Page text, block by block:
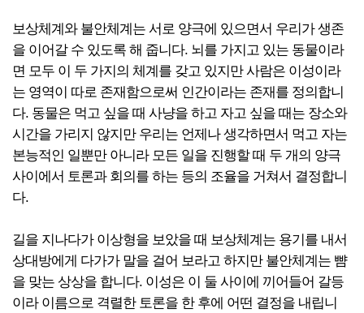
보상체계와 불안체계는 서로 양극에 있으면서 우리가 생존
을 이어갈 수 있도록 해 줍니다. 뇌를 가지고 있는 동물이라
면 모두 이 두 가지의 체계를 갖고 있지만 사람은 이성이라
는 영역이 따로 존재함으로써 인간이라는 존재를 정의합니
다. 동물은 먹고 싶을 때 사냥을 하고 자고 싶을 때는 장소와
시간을 가리지 않지만 우리는 언제나 생각하면서 먹고 자는
본능적인 일뿐만 아니라 모든 일을 진행할 때 두 개의 양극
사이에서 토론과 회의를 하는 등의 조율을 거쳐서 결정합니
다.
길을 지나다가 이상형을 보았을 때 보상체계는 용기를 내서
상대방에게 다가가 말을 걸어 보라고 하지만 불안체계는 뺨
을 맞는 상상을 합니다. 이성은 이 둘 사이에 끼어들어 갈등
이라 이름으로 격렬한 토론을 한 후에 어떤 결정을 내립니